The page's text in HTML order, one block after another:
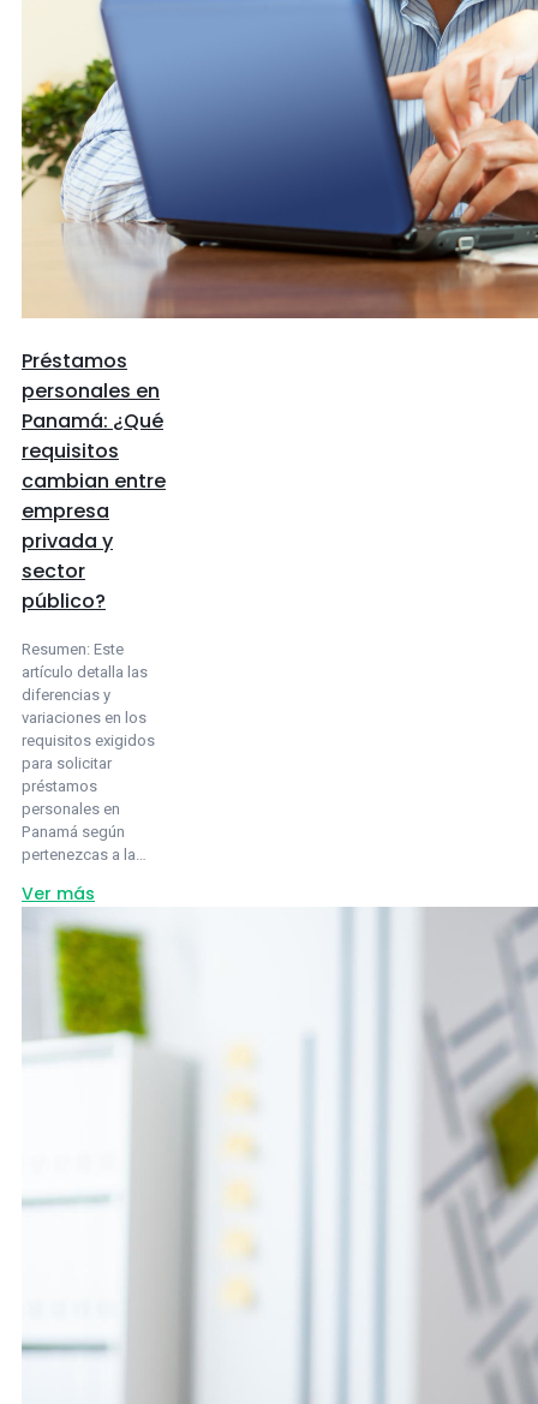
Préstamos
personales en
Panamá: ¿Qué
requisitos
cambian entre
empresa
privada y
sector
público?
Resumen: Este
artículo detalla las
diferencias y
variaciones en los
requisitos exigidos
para solicitar
préstamos
personales en
Panamá según
pertenezcas a la…
Ver más
Préstamos
personales
Panamá:
¿Qué
requisitos
sector